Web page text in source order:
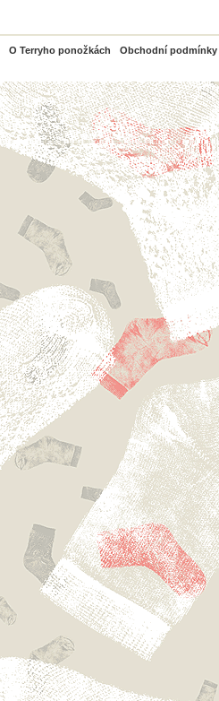
O Terryho ponožkách Obchodní podmínky
PayPal